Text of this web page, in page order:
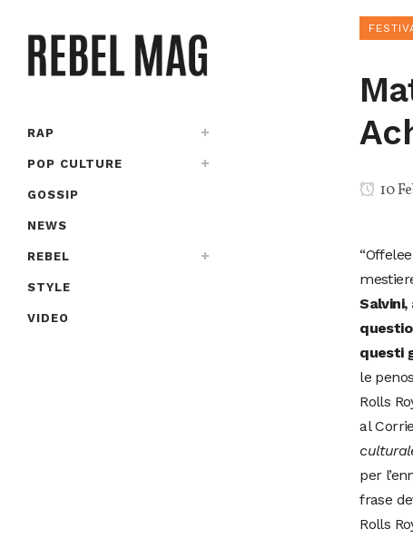
RAP
POP CULTURE
GOSSIP
NEWS
REBEL
STYLE
VIDEO
10
questi
le
Rolls
al
per
frase
Rolls